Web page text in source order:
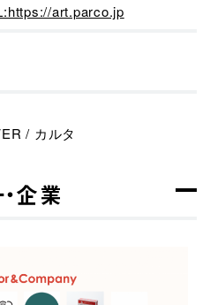
art.parco.jp
/ カルタ
企業